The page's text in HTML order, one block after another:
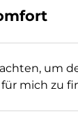
um
mich zu